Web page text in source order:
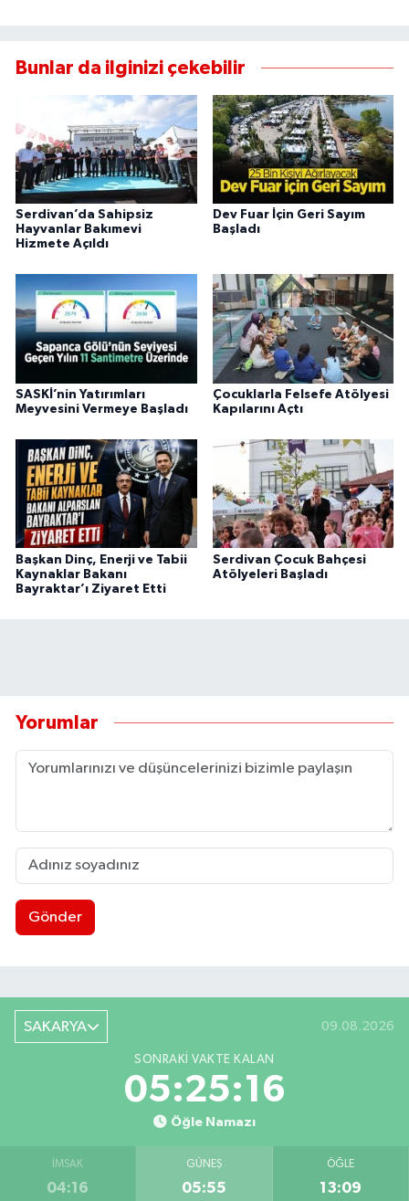
Bunlar da ilginizi çekebilir
Serdivan’da Sahipsiz
Hayvanlar Bakımevi
Hizmete Açıldı
Dev Fuar İçin Geri Sayım
Başladı
SASKİ’nin Yatırımları
Meyvesini Vermeye Başladı
Çocuklarla Felsefe Atölyesi
Kapılarını Açtı
Başkan Dinç, Enerji ve Tabii
Kaynaklar Bakanı
Bayraktar’ı Ziyaret Etti
Serdivan Çocuk Bahçesi
Atölyeleri Başladı
Yorumlar
Gönder
SAKARYA 09.08.2026
SONRAKI VAKTE KALAN
05:25:15
Öğle Namazı
İMSAK
04:16
GÜNEŞ
05:55
ÖĞLE
13:09